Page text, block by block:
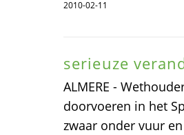
2010-02-11
serieuze
ALMERE -
doorvoeren in het
zwaar onder vuur